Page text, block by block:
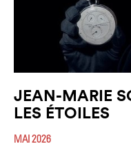
JEAN-MARIE
LES ÉTOILES
MAI 2026